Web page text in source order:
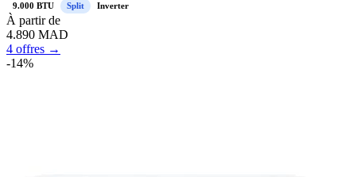
9.000 BTU Split Inverter
À partir de
4.890 MAD
4 offres →
-14%